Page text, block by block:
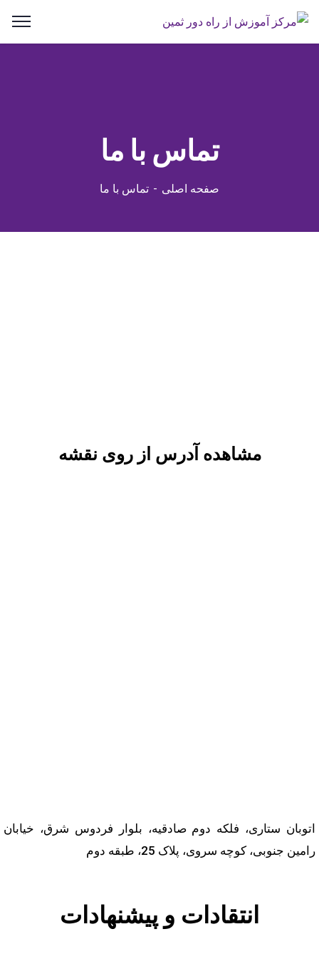
تماس با ما
صفحه اصلی تماس با ما
مشاهده آدرس از روی نقشه
فلکه دوم صادقیه، بلوار فردوس شرق، خیابان
سروی، پلاک 25، طبقه دوم
انتقادات و پیشنهادات